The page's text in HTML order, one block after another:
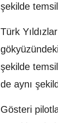
şekilde
Türk
şekilde
de aynı
Gösteri